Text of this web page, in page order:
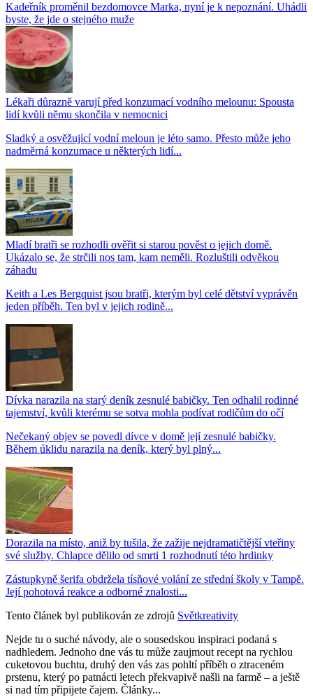
Kadeřník proměnil bezdomovce Marka, nyní je k nepoznání. Uhádli
byste, že jde o stejného muže
Lékaři důrazně varují před konzumací vodního melounu: Spousta
lidí kvůli němu skončila v nemocnici
Sladký a osvěžující vodní meloun je léto samo. Přesto může jeho
nadměrná konzumace u některých lidí...
Mladí bratři se rozhodli ověřit si starou pověst o jejich domě.
Ukázalo se, že strčili nos tam, kam neměli. Rozluštili odvěkou
záhadu
Keith a Les Bergquist jsou bratři, kterým byl celé dětství vyprávěn
jeden příběh. Ten byl v jejich rodině...
Dívka narazila na starý deník zesnulé babičky. Ten odhalil rodinné
tajemství, kvůli kterému se sotva mohla podívat rodičům do očí
Nečekaný objev se povedl dívce v domě její zesnulé babičky.
Během úklidu narazila na deník, který byl plný...
Dorazila na místo, aniž by tušila, že zažije nejdramatičtější vteřiny
své služby. Chlapce dělilo od smrti 1 rozhodnutí této hrdinky
Zástupkyně šerifa obdržela tísňové volání ze střední školy v Tampě.
Její pohotová reakce a odborné znalosti...
Tento článek byl publikován ze zdrojů Světkreativity
Nejde tu o suché návody, ale o sousedskou inspiraci podaná s
nadhledem. Jednoho dne vás tu může zaujmout recept na rychlou
cuketovou buchtu, druhý den vás zas pohltí příběh o ztraceném
prstenu, který po patnácti letech překvapivě našli na farmě – a ještě
si nad tím připijete čajem. Články...